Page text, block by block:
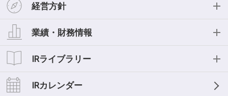
経営方針
経営方針
投資家の皆様へ
業績・財務情報
業績・財務情報
業績ハイライト
IRライブラリー
IRライブラリー
IRカレンダー